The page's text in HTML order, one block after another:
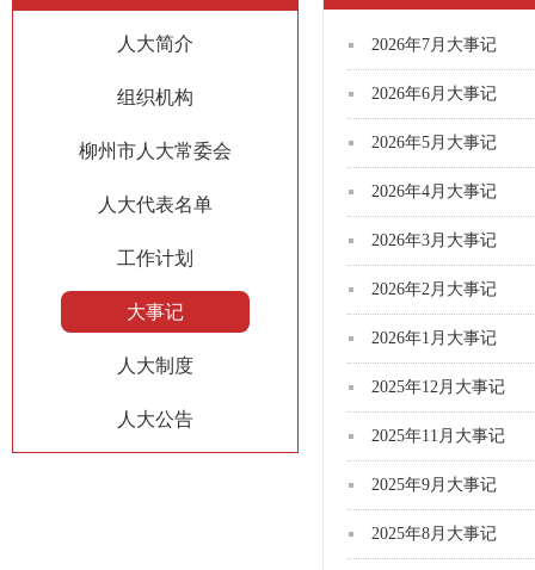
人大简介
组织机构
柳州市人大常委会
人大代表名单
工作计划
大事记
人大制度
人大公告
2026年7月大事记
2026年6月大事记
2026年5月大事记
2026年4月大事记
2026年3月大事记
2026年2月大事记
2026年1月大事记
2025年12月大事记
2025年11月大事记
2025年9月大事记
2025年8月大事记